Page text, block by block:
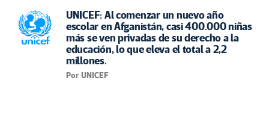
UNICEF: Al comenzar un nuevo año
escolar en Afganistán, casi 400.000 niñas
más se ven privadas de su derecho a la
educación, lo que eleva el total a 2,2
millones.
Por UNICEF